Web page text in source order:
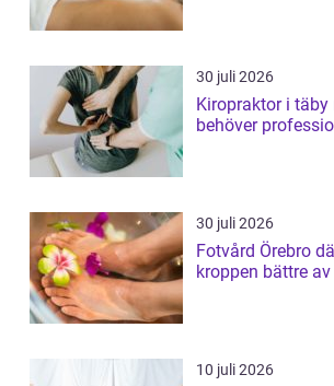
30 juli 2026
Kiropraktor i täby när ryggen
behöver
30 juli 2026
Fotvård Örebro därför mår hela
kroppen bättre
10 juli 2026